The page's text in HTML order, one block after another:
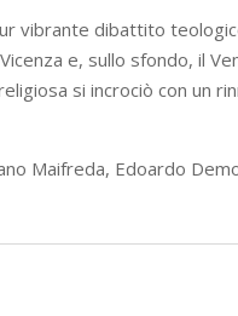
vibrante dibattito
e, sullo sfondo, il
si incrociò con un
Maifreda, Edoardo